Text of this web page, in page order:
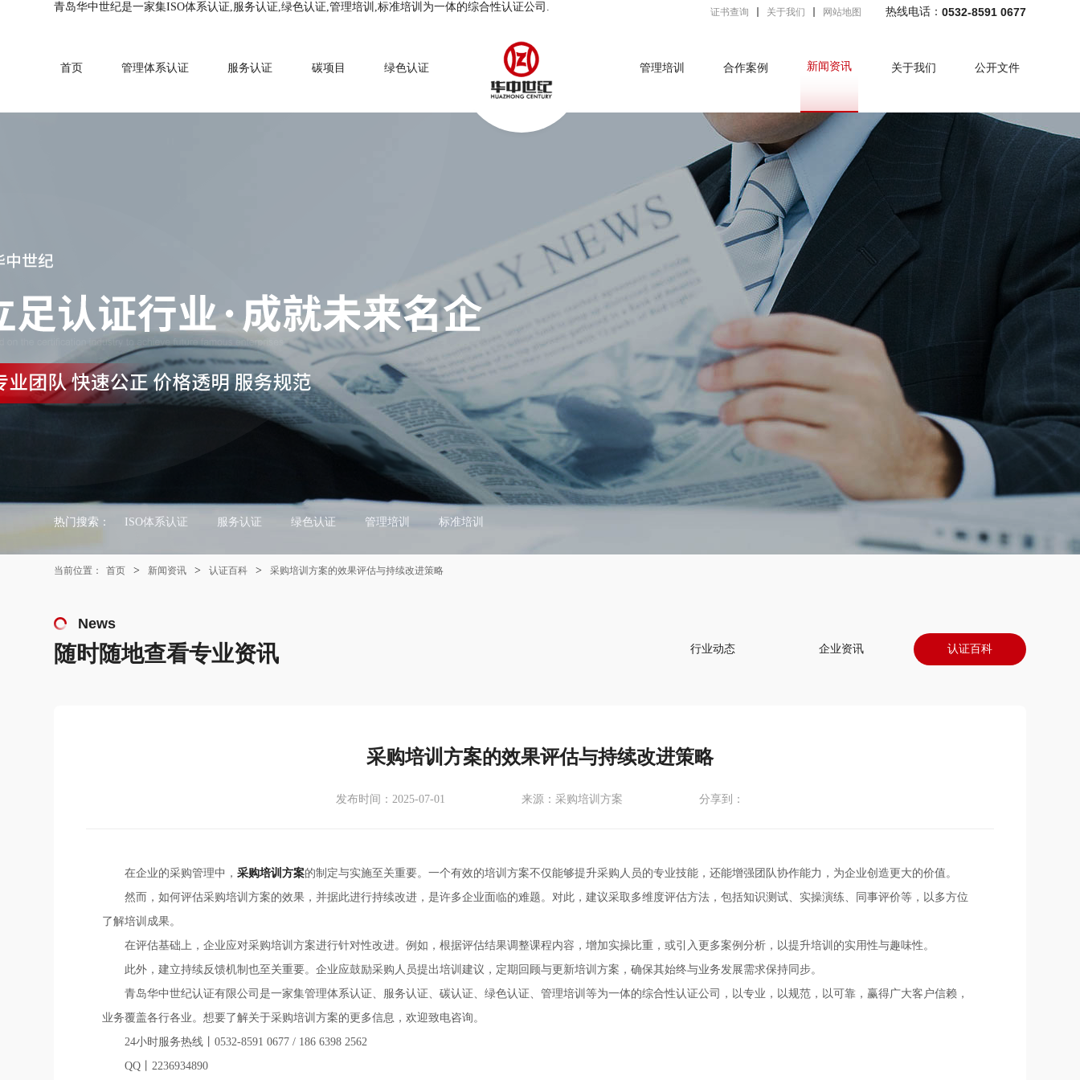
青岛华中世纪是一家集ISO体系认证,服务认证,绿色认证,管理培训,标准培训为一体的综合性认证公司. 热线电话： 0532-8591 0677
证书查询 关于我们 网站地图
首页 管理体系认证 服务认证 碳项目 绿色认证 管理培训 合作案例 新闻资讯 关于我们 公开文件
热门搜索： ISO体系认证 服务认证 绿色认证 管理培训 标准培训
当前位置： 首页 > 新闻资讯 > 认证百科 > 采购培训方案的效果评估与持续改进策略
News
随时随地查看专业资讯 行业动态 企业资讯 认证百科
采购培训方案的效果评估与持续改进策略
发布时间：2025-07-01 来源：采购培训方案 分享到：
在企业的采购管理中，采购培训方案的制定与实施至关重要。一个有效的培训方案不仅能够提升采购人员的专业技能，还能增强团队协作能力，为企业创造更大的价值。
然而，如何评估采购培训方案的效果，并据此进行持续改进，是许多企业面临的难题。对此，建议采取多维度评估方法，包括知识测试、实操演练、同事评价等，以多方位
了解培训成果。
在评估基础上，企业应对采购培训方案进行针对性改进。例如，根据评估结果调整课程内容，增加实操比重，或引入更多案例分析，以提升培训的实用性与趣味性。
此外，建立持续反馈机制也至关重要。企业应鼓励采购人员提出培训建议，定期回顾与更新培训方案，确保其始终与业务发展需求保持同步。
青岛华中世纪认证有限公司是一家集管理体系认证、服务认证、碳认证、绿色认证、管理培训等为一体的综合性认证公司，以专业，以规范，以可靠，赢得广大客户信赖，
业务覆盖各行各业。想要了解关于采购培训方案的更多信息，欢迎致电咨询。
24小时服务热线丨0532-8591 0677 / 186 6398 2562
QQ丨2236934890